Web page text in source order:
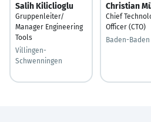
Salih Kiliclioglu
Gruppenleiter/
Manager Engineering
Tools
Villingen-
Schwenningen
Christian
Chief
Officer (CTO)
Baden-Baden